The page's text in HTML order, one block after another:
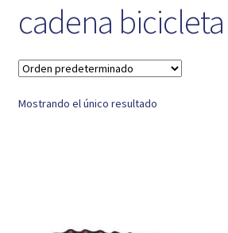
Automóvil
Mi cuenta
Contacto
cadena
Mostrando el único resultado